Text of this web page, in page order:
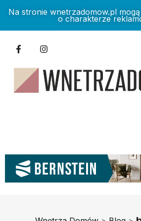
Na stronie wnetrzadomow.pl
o charakterze